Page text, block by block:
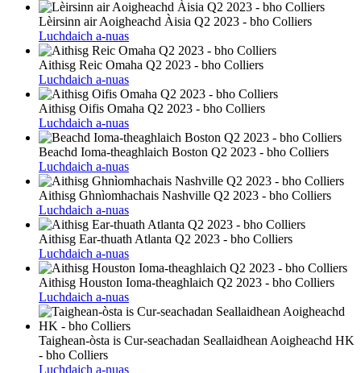
Lèirsinn air Aoigheachd Àisia Q2 2023 - bho Colliers
Luchdaich a-nuas
Aithisg Reic Omaha Q2 2023 - bho Colliers
Luchdaich a-nuas
Aithisg Oifis Omaha Q2 2023 - bho Colliers
Luchdaich a-nuas
Beachd Ioma-theaghlaich Boston Q2 2023 - bho Colliers
Luchdaich a-nuas
Aithisg Ghnìomhachais Nashville Q2 2023 - bho Colliers
Luchdaich a-nuas
Aithisg Ear-thuath Atlanta Q2 2023 - bho Colliers
Luchdaich a-nuas
Aithisg Houston Ioma-theaghlaich Q2 2023 - bho Colliers
Luchdaich a-nuas
Taighean-òsta is Cur-seachadan Seallaidhean Aoigheachd HK
- bho Colliers
Luchdaich a-nuas